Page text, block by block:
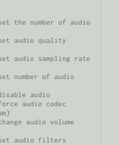
the number of audio
audio quality
sampling rate
number of audio
audio
audio codec
audio volume
audio filters